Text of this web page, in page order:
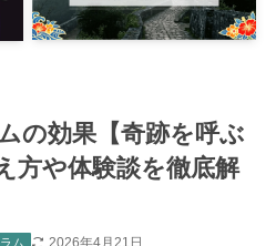
の効果【奇跡を呼ぶ
方や体験談を徹底解
ム 2026年4月21日